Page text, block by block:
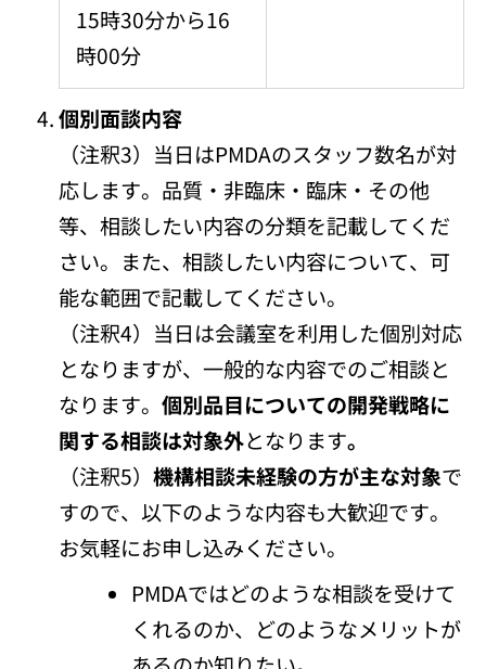
15時30分から16
時00分
個別面談内容
（注釈3）当日はPMDAのスタッフ数名が対
応します。品質・非臨床・臨床・その他
等、相談したい内容の分類を記載してくだ
さい。また、相談したい内容について、可
能な範囲で記載してください。
（注釈4）当日は会議室を利用した個別対応
となりますが、一般的な内容でのご相談と
なります。個別品目についての開発戦略に
関する相談は対象外となります。
（注釈5）機構相談未経験の方が主な対象で
すので、以下のような内容も大歓迎です。
お気軽にお申し込みください。
PMDAではどのような相談を受けて
くれるのか、どのようなメリットが